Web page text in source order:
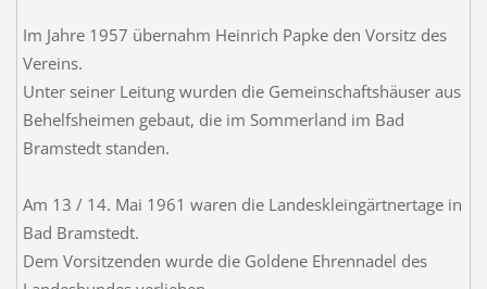
Im Jahre 1957 übernahm Heinrich Papke den Vorsitz des
Vereins.
Unter seiner Leitung wurden die Gemeinschaftshäuser aus
Behelfsheimen gebaut, die im Sommerland im Bad
Bramstedt standen.
Am 13 / 14. Mai 1961 waren die Landeskleingärtnertage in
Bad Bramstedt.
Dem Vorsitzenden wurde die Goldene Ehrennadel des